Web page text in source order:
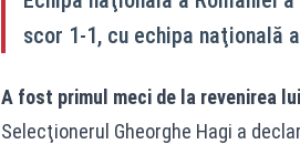
scor 1-1, cu echipa naţională
A fost primul meci de la revenirea
Selecţionerul Gheorghe Hagi a